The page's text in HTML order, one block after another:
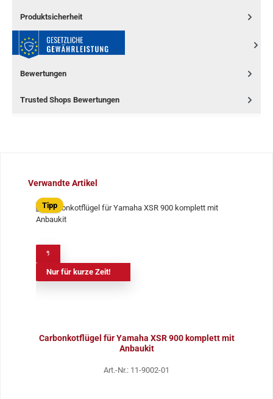
Produktsicherheit
Bewertungen
Trusted Shops Bewertungen
Produktgalerie überspringen
Verwandte Artikel
Tipp
Nur für kurze Zeit!
Carbonkotflügel für Yamaha XSR 900 komplett mit
Anbaukit
Art.-Nr.: 11-9002-01